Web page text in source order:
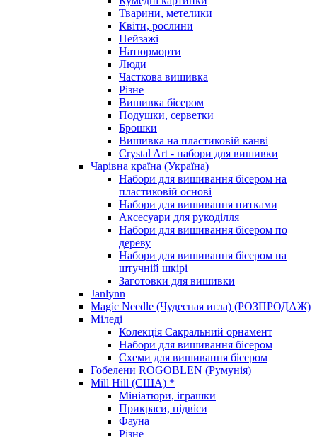
Тварини, метелики
Квіти, рослини
Пейзажі
Натюрморти
Люди
Часткова вишивка
Різне
Вишивка бісером
Подушки, серветки
Брошки
Вишивка на пластиковій канві
Crystal Art - набори для вишивки
Чарівна країна (Україна)
Набори для вишивання бісером на
пластиковій основі
Набори для вишивання нитками
Аксесуари для рукоділля
Набори для вишивання бісером по
дереву
Набори для вишивання бісером на
штучній шкірі
Заготовки для вишивки
Janlynn
Magic Needle (Чудесная игла) (РОЗПРОДАЖ)
Міледі
Колекція Сакральний орнамент
Набори для вишивання бісером
Схеми для вишивання бісером
Гобелени ROGOBLEN (Румунія)
Mill Hill (США) *
Мініатюри, іграшки
Прикраси, підвіси
Фауна
Різне